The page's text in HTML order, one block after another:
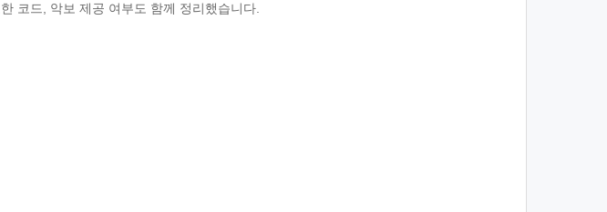
코드, 악보 제공 여부도 함께 정리했습니다.